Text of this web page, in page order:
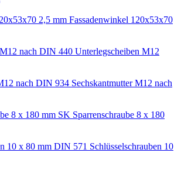
Fassadenwinkel 120x53x70
Unterlegscheiben M12
Sechskantmutter M12 nach
SK Sparrenschraube 8 x 180
Schlüsselschrauben 10